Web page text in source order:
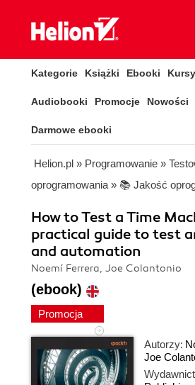
Kategorie Książki Ebooki
Audiobooki Promocje Nowości
Darmowe ebooki
Helion.pl » Programowanie »
oprogramowania » 📚 Jakość
How to Test a Time
practical guide to test
and automation
Noemí Ferrera, Joe Colantonio
(ebook)
Promocja
Autorzy:
Joe